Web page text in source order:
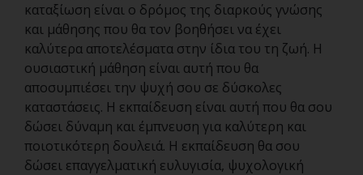
καταξίωση είναι ο δρόμος της διαρκούς γνώσης
και μάθησης που θα τον βοηθήσει να έχει
καλύτερα αποτελέσματα στην ίδια του τη ζωή. Η
ουσιαστική μάθηση είναι αυτή που θα
αποσυμπιέσει την ψυχή σου σε δύσκολες
καταστάσεις. Η εκπαίδευση είναι αυτή που θα σου
δώσει δύναμη και έμπνευση για καλύτερη και
ποιοτικότερη δουλειά. Η εκπαίδευση θα σου
δώσει επαγγελματική ευλυγισία, ψυχολογική